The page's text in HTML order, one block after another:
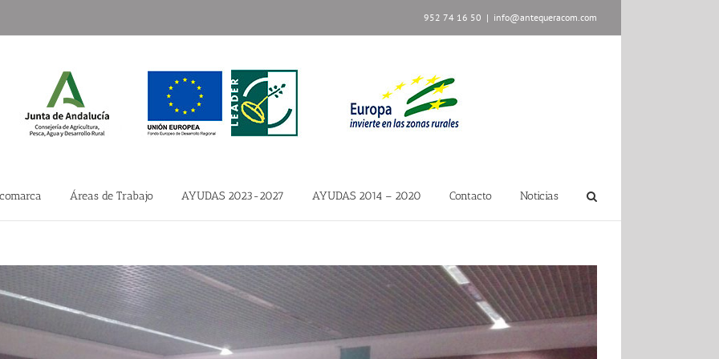
952 74 16 50 | info@antequeracom.com
Áreas de Trabajo AYUDAS 2023-2027 AYUDAS 2014 – 2020 Contacto Noticias